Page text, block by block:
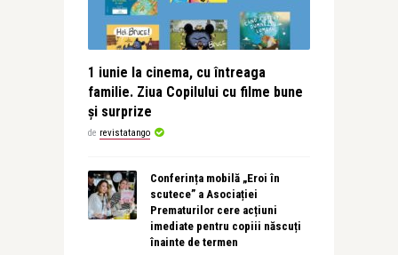
1 iunie la cinema, cu întreaga
familie. Ziua Copilului cu filme bune
și surprize
de revistatango
Conferința mobilă „Eroi în
scutece” a Asociației
Prematurilor cere acțiuni
imediate pentru copiii născuți
înainte de termen